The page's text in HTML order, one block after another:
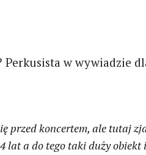
Perkusista w wywiadzie
przed koncertem, ale tutaj
lat a do tego taki duży